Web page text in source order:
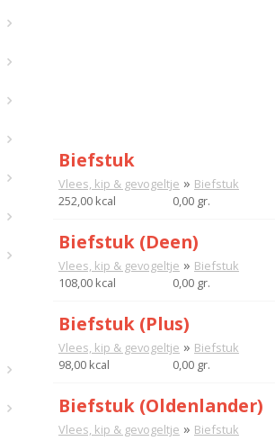
Biefstuk
Vlees, kip & gevogeltje » Biefstuk
252,00 kcal
0,00 gr.
Biefstuk (Deen)
Vlees, kip & gevogeltje » Biefstuk
108,00 kcal
0,00 gr.
Biefstuk (Plus)
Vlees, kip & gevogeltje » Biefstuk
98,00 kcal
0,00 gr.
Biefstuk (Oldenlander)
Vlees, kip & gevogeltje » Biefstuk